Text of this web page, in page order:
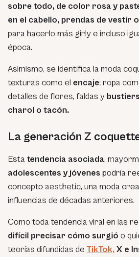
sobre todo, de color rosa y
en el cabello, prendas de vestir
para hacerlo más girlye incluso
época.
Asimismo, se identifica la moda
texturas como el encaje; ropa
detalles de flores, faldas y bustiers
charol o tacón.
La generación Z
Esta tendencia asociada,
adolescentes y jóvenes podría
concepto aesthetic, una moda
influencias de décadas anteriores.
Como toda tendencia viral en las
difícil precisar cómo surgió o
teorías difundidas de TikTok, X e